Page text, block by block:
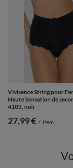
Vivisence String pour
Haute Sensation de
4105, noir
27,99 € / item